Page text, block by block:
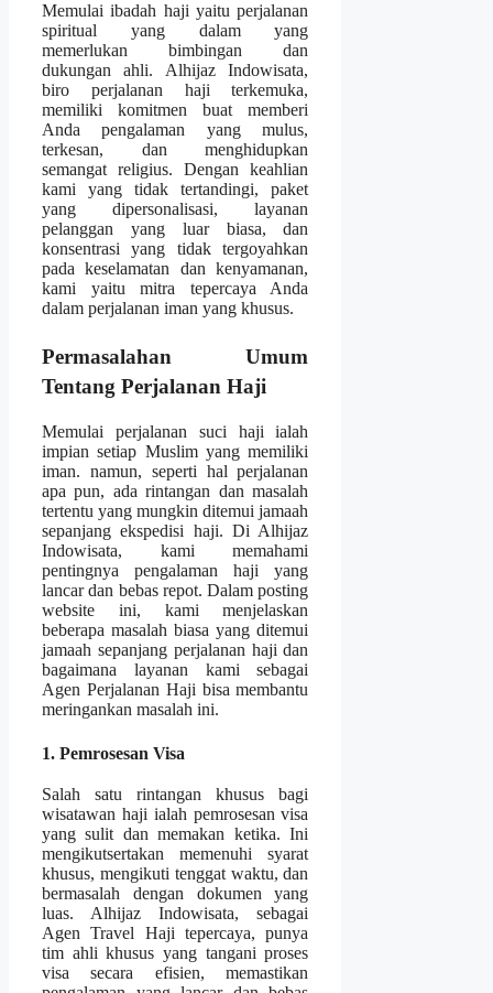
Memulai ibadah haji yaitu perjalanan
spiritual yang dalam yang
memerlukan bimbingan dan
dukungan ahli. Alhijaz Indowisata,
biro perjalanan haji terkemuka,
memiliki komitmen buat memberi
Anda pengalaman yang mulus,
terkesan, dan menghidupkan
semangat religius. Dengan keahlian
kami yang tidak tertandingi, paket
yang dipersonalisasi, layanan
pelanggan yang luar biasa, dan
konsentrasi yang tidak tergoyahkan
pada keselamatan dan kenyamanan,
kami yaitu mitra tepercaya Anda
dalam perjalanan iman yang khusus.
Permasalahan Umum
Tentang Perjalanan Haji
Memulai perjalanan suci haji ialah
impian setiap Muslim yang memiliki
iman. namun, seperti hal perjalanan
apa pun, ada rintangan dan masalah
tertentu yang mungkin ditemui jamaah
sepanjang ekspedisi haji. Di Alhijaz
Indowisata, kami memahami
pentingnya pengalaman haji yang
lancar dan bebas repot. Dalam posting
website ini, kami menjelaskan
beberapa masalah biasa yang ditemui
jamaah sepanjang perjalanan haji dan
bagaimana layanan kami sebagai
Agen Perjalanan Haji bisa membantu
meringankan masalah ini.
1. Pemrosesan Visa
Salah satu rintangan khusus bagi
wisatawan haji ialah pemrosesan visa
yang sulit dan memakan ketika. Ini
mengikutsertakan memenuhi syarat
khusus, mengikuti tenggat waktu, dan
bermasalah dengan dokumen yang
luas. Alhijaz Indowisata, sebagai
Agen Travel Haji tepercaya, punya
tim ahli khusus yang tangani proses
visa secara efisien, memastikan